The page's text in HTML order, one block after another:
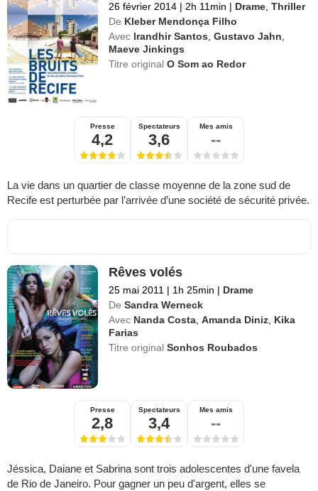
26 février 2014 | 2h 11min | Drame ,Thriller
De Kleber Mendonça Filho
Avec Irandhir Santos ,Gustavo Jahn
Maeve Jinkings
Titre originalO Som ao Redor
Presse
4,2
Spectateurs
3,6
Mes amis
--
La vie dans un quartier de classe moyenne de la zone sud de
Recife est perturbée par l’arrivée d’une société de sécurité privée.
Rêves volés
25 mai 2011 | 1h 25min | Drame
De Sandra Werneck
Avec Nanda Costa ,Amanda Diniz Kika
Farias
Titre originalSonhos Roubados
Presse
2,8
Spectateurs
3,4
Mes amis
--
Jéssica, Daiane et Sabrina sont trois adolescentes d'une favela
de Rio de Janeiro. Pour gagner un peu d'argent, elles se